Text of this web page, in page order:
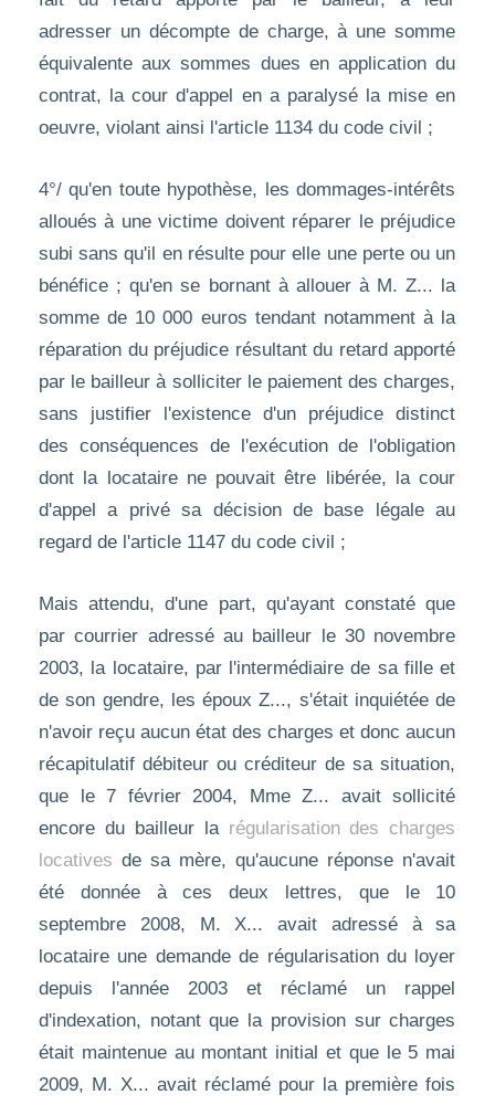
adresser un décompte de charge, à une somme
équivalente aux sommes dues en application du
contrat, la cour d'appel en a paralysé la mise en
oeuvre, violant ainsi l'article 1134 du code civil ;
4°/ qu'en toute hypothèse, les dommages-intérêts
alloués à une victime doivent réparer le préjudice
subi sans qu'il en résulte pour elle une perte ou un
bénéfice ; qu'en se bornant à allouer à M. Z... la
somme de 10 000 euros tendant notamment à la
réparation du préjudice résultant du retard apporté
par le bailleur à solliciter le paiement des charges,
sans justifier l'existence d'un préjudice distinct
des conséquences de l'exécution de l'obligation
dont la locataire ne pouvait être libérée, la cour
d'appel a privé sa décision de base légale au
regard de l'article 1147 du code civil ;
Mais attendu, d'une part, qu'ayant constaté que
par courrier adressé au bailleur le 30 novembre
2003, la locataire, par l'intermédiaire de sa fille et
de son gendre, les époux Z..., s'était inquiétée de
n'avoir reçu aucun état des charges et donc aucun
récapitulatif débiteur ou créditeur de sa situation,
que le 7 février 2004, Mme Z... avait sollicité
encore du bailleur la régularisation des charges
locatives de sa mère, qu'aucune réponse n'avait
été donnée à ces deux lettres, que le 10
septembre 2008, M. X... avait adressé à sa
locataire une demande de régularisation du loyer
depuis l'année 2003 et réclamé un rappel
d'indexation, notant que la provision sur charges
était maintenue au montant initial et que le 5 mai
2009, M. X... avait réclamé pour la première fois